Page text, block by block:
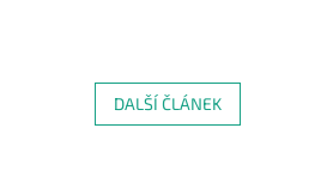
DALŠÍ ČLÁNEK